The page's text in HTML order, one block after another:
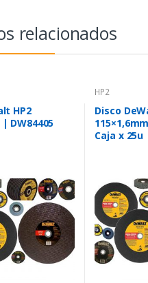
relacionados
HP2
DW84405
HP2
Disco
Caja x 25u